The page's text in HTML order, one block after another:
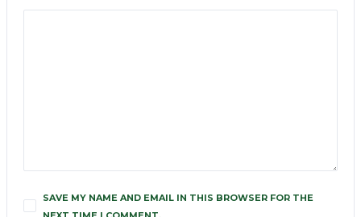
SAVE MY NAME AND EMAIL IN THIS BROWSER FOR THE